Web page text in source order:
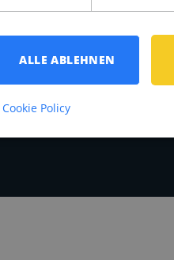
ALLE ABLEHNEN
Cookie Policy